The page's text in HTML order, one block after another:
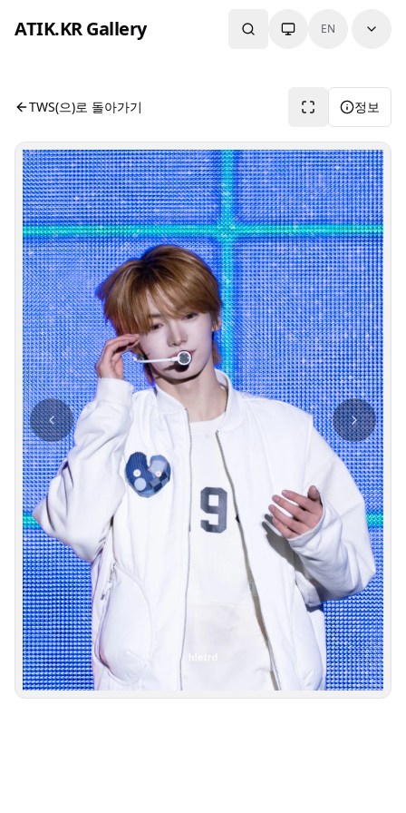
ATIK.KR Gallery EN
#KYUNGMIN #Color in Music Festival
사진 뷰어입니다. 버튼으로 전체화면, 공유, 정보 보기를 사용
TWS(으)로 돌아가기 정보
사진 탐색 가능